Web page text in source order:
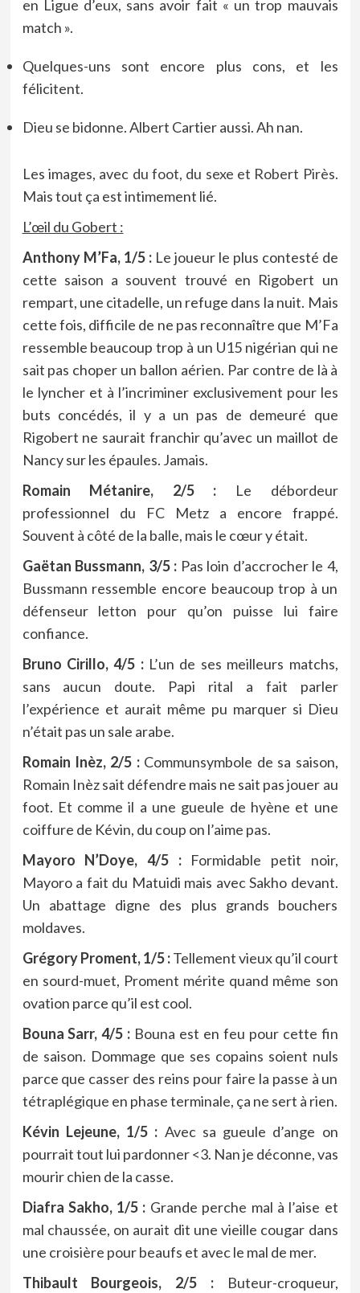
en Ligue d’eux, sans avoir fait « un trop mauvais
match ».
Quelques-uns sont encore plus cons, et les
félicitent.
Dieu se bidonne. Albert Cartier aussi. Ah nan.
Les images, avec du foot, du sexe et Robert Pirès.
Mais tout ça est intimement lié.
L’œil du Gobert :
Anthony M’Fa, 1/5 : Le joueur le plus contesté de
cette saison a souvent trouvé en Rigobert un
rempart, une citadelle, un refuge dans la nuit. Mais
cette fois, difficile de ne pas reconnaître que M’Fa
ressemble beaucoup trop à un U15 nigérian qui ne
sait pas choper un ballon aérien. Par contre de là à
le lyncher et à l’incriminer exclusivement pour les
buts concédés, il y a un pas de demeuré que
Rigobert ne saurait franchir qu’avec un maillot de
Nancy sur les épaules. Jamais.
Romain Métanire, 2/5 : Le débordeur
professionnel du FC Metz a encore frappé.
Souvent à côté de la balle, mais le cœur y était.
Gaëtan Bussmann, 3/5 : Pas loin d’accrocher le 4,
Bussmann ressemble encore beaucoup trop à un
défenseur letton pour qu’on puisse lui faire
confiance.
Bruno Cirillo, 4/5 : L’un de ses meilleurs matchs,
sans aucun doute. Papi rital a fait parler
l’expérience et aurait même pu marquer si Dieu
n’était pas un sale arabe.
Romain Inèz, 2/5 : Communsymbole de sa saison,
Romain Inèz sait défendre mais ne sait pas jouer au
foot. Et comme il a une gueule de hyène et une
coiffure de Kévin, du coup on l’aime pas.
Mayoro N’Doye, 4/5 : Formidable petit noir,
Mayoro a fait du Matuidi mais avec Sakho devant.
Un abattage digne des plus grands bouchers
moldaves.
Grégory Proment, 1/5 :Tellement vieux qu’il court
en sourd-muet, Proment mérite quand même son
ovation parce qu’il est cool.
Bouna Sarr, 4/5 : Bouna est en feu pour cette fin
de saison. Dommage que ses copains soient nuls
parce que casser des reins pour faire la passe à un
tétraplégique en phase terminale, ça ne sert à rien.
Kévin Lejeune, 1/5 : Avec sa gueule d’ange on
pourrait tout lui pardonner <3. Nan je déconne, vas
mourir chien de la casse.
Diafra Sakho, 1/5 : Grande perche mal à l’aise et
mal chaussée, on aurait dit une vieille cougar dans
une croisière pour beaufs et avec le mal de mer.
Thibault Bourgeois, 2/5 :
Buteur-croqueur,